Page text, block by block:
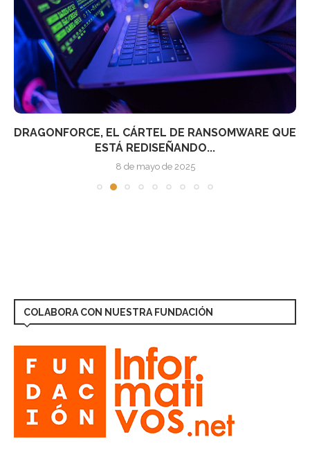
DRAGONFORCE, EL CÁRTEL DE RANSOMWARE QUE
ESTÁ REDISEÑANDO...
8 de mayo de 2025
COLABORA CON NUESTRA FUNDACIÓN